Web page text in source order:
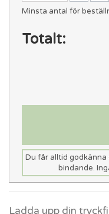
Minsta antal för
Totalt:
Du får alltid
bindande.
Ladda upp din